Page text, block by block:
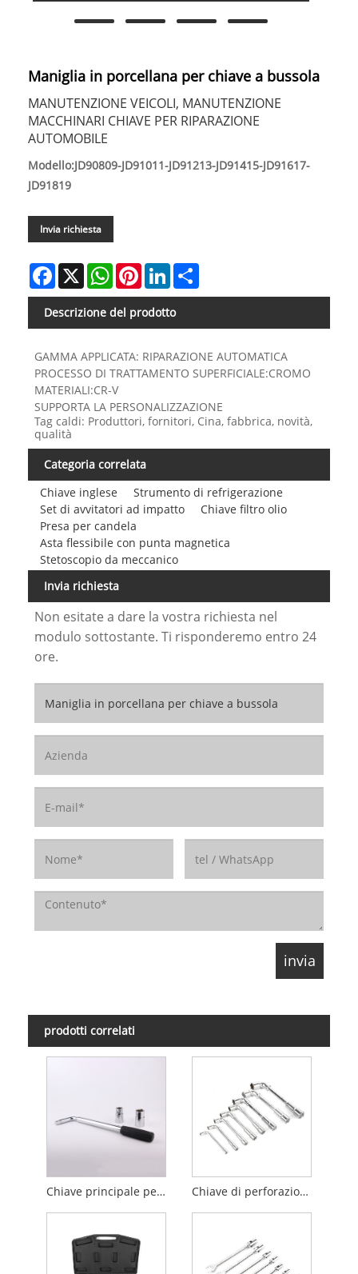
Maniglia in porcellana per chiave a bussola
MANUTENZIONE VEICOLI, MANUTENZIONE
MACCHINARI CHIAVE PER RIPARAZIONE
AUTOMOBILE
Modello:JD90809-JD91011-JD91213-JD91415-JD91617-
JD91819
Invia richiesta
Facebook
X WhatsAppPinterestLinkedIn
Descrizione del prodotto
GAMMA APPLICATA: RIPARAZIONE AUTOMATICA
PROCESSO DI TRATTAMENTO SUPERFICIALE:CROMO
MATERIALI:CR-V
SUPPORTA LA PERSONALIZZAZIONE
Tag caldi: Produttori, fornitori, Cina, fabbrica, novità,
qualità
Categoria correlata
Chiave inglese
Strumento di refrigerazione
Set di avvitatori ad impatto
Chiave filtro olio
Presa per candela
Asta flessibile con punta magnetica
Stetoscopio da meccanico
Invia richiesta
Non esitate a dare la vostra richiesta nel
modulo sottostante. Ti risponderemo entro 24
ore.
prodotti correlati
Chiave principale per ruote Chiave di perforazione tipo L